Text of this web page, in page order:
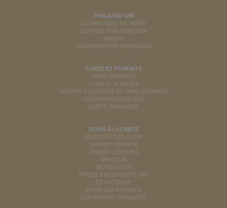
THALASSO SPA
LA THALASSO EN VIDÉO
CENTRE THALASSO SPA
BASSIN
INFORMATIONS PRATIQUES
CURES ET FORFAITS
BONS CADEAUX
CURE 2 - 5 JOURS
FORFAITS JOURNÉE ET DEMI-JOURNÉE
LES FORFAITS EN DUO
CARTE THALASSO
SOINS À LA CARTE
BOOSTER D'ÉNERGIE
HYDROTHÉRAPIE
JAMBES LÉGÈRES
MINCEUR
MODELAGES
RITUELS RELAXANTS SPA
ESTHÉTIQUE
POUR LES ENFANTS
LES APÉROS THALASSO